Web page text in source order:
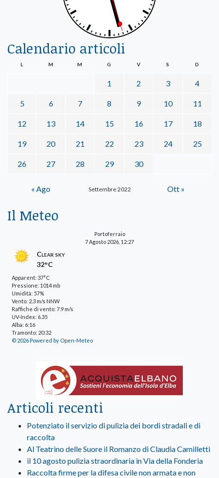
Calendario articoli
Settembre 2022
L M M G V S D
1 2 3 4
5 6 7 8 9 10 11
12 13 14 15 16 17 18
19 20 21 22 23 24 25
26 27 28 29 30
« Ago Ott »
Il Meteo
Portoferraio
7 Agosto 2026, 12:27
Clear sky
32°C
Apparent: 37°C
Pressione: 1014 mb
Umidità: 57%
Vento: 2.3 m/s NNW
Raffiche di vento: 7.9 m/s
UV-Index: 6.35
Alba: 6:16
Tramonto: 20:32
© 2026 Powered by Open-Meteo
Articoli recenti
Potenziato il servizio di pulizia dei bordi stradali e di
raccolta
Al Teatrino delle Suore il Romanzo di Claudia Camilletti
il 10 agosto pulizia straordinaria in Via della Fonderia
Raccolta firme per la difesa civile non armata e non